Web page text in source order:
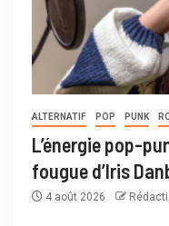
ALTERNATIF POP PUNK
L’énergie pop-
fougue d’Iris
4 août 2026